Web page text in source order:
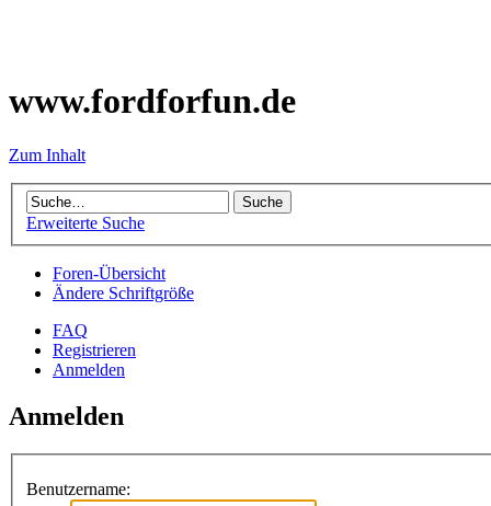
www.fordforfun.de
Zum Inhalt
Erweiterte Suche
Foren-Übersicht
Ändere Schriftgröße
FAQ
Registrieren
Anmelden
Anmelden
Benutzername: